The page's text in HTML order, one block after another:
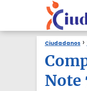
Ciudadanos
Note